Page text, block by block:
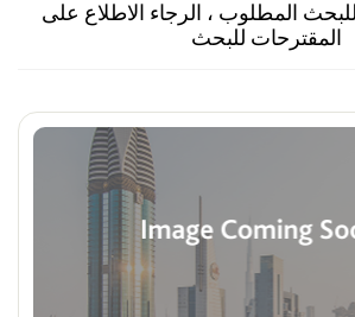
Max
المطلوب ، الرجاء الاطلاع على
المقترحات للبحث